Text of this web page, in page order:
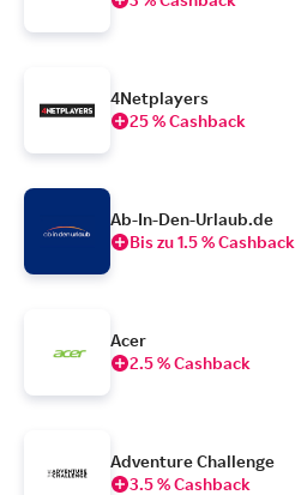
4Netplayers
25 % Cashback
Ab-In-Den-Urlaub.de
Bis zu 1.5 % Cashback
Acer
2.5 % Cashback
Adventure Challenge
3.5 % Cashback